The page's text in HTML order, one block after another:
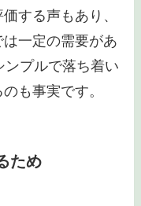
する声もあり、
一定の需要があ
ンプルで落ち着い
も事実です。
ため